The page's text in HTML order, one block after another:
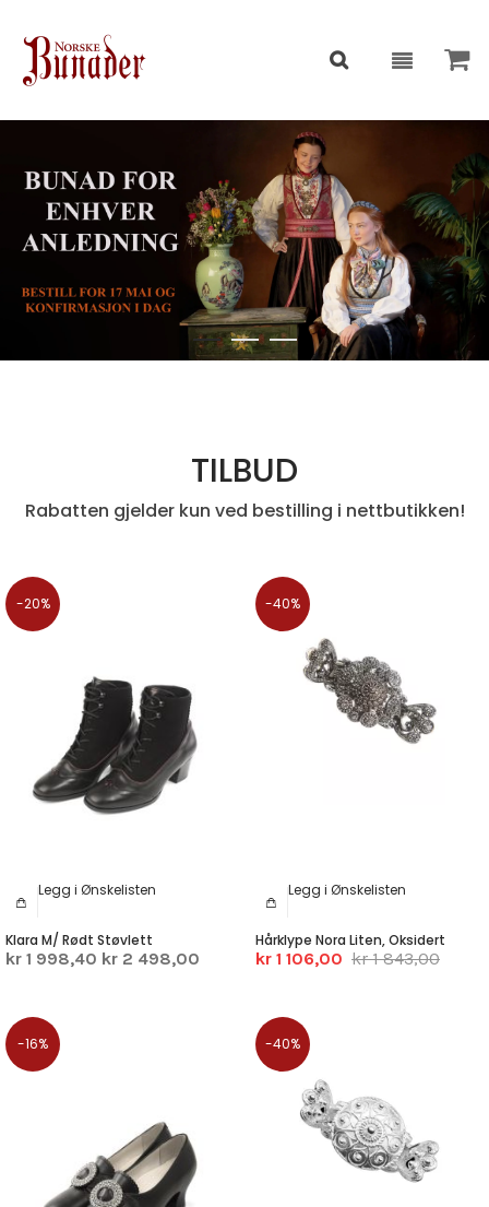
TILBUD
Rabatten gjelder kun ved bestilling i nettbutikken!
-20%
Legg i Ønskelisten
Klara M/ Rødt Støvlett
kr 1 998,40 kr 2 498,00
-40%
Legg i Ønskelisten
Hårklype Nora Liten, Oksidert
kr 1 106,00 kr 1 843,00
-16% -40%